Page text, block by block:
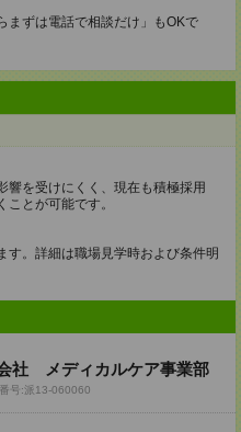
まずは電話で相談だけ」もOKで
響を受けにくく、現在も積極採用
とが可能です。
す。詳細は職場見学時および条件明
社 メディカルケア事業部
号:派13-060060